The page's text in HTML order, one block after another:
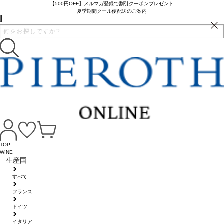
【500円OFF】メルマガ登録で割引クーポンプレゼント
夏季期間クール便配送のご案内
TOP
WINE
生産国
すべて
フランス
ドイツ
イタリア